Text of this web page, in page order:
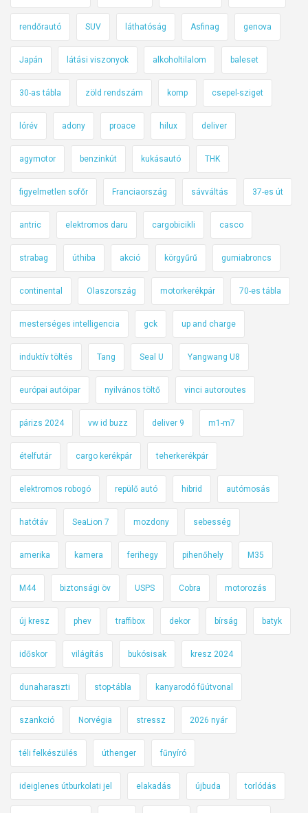
rendőrautó SUV láthatóság Asfinag genova
Japán látási viszonyok alkoholtilalom baleset
30-as tábla zöld rendszám komp csepel-sziget
lórév adony proace hilux deliver
agymotor benzinkút kukásautó THK
figyelmetlen sofőr Franciaország sávváltás 37-es út
antric elektromos daru cargobicikli casco
strabag úthiba akció körgyűrű gumiabroncs
continental Olaszország motorkerékpár 70-es tábla
mesterséges intelligencia gck up and charge
induktív töltés Tang Seal U Yangwang U8
európai autóipar nyilvános töltő vinci autoroutes
párizs 2024 vw id buzz deliver 9 m1-m7
ételfutár cargo kerékpár teherkerékpár
elektromos robogó repülő autó hibrid autómosás
hatótáv SeaLion 7 mozdony sebesség
amerika kamera ferihegy pihenőhely M35
M44 biztonsági öv USPS Cobra motorozás
új kresz phev traffibox dekor bírság batyk
időskor világítás bukósisak kresz 2024
dunaharaszti stop-tábla kanyarodó fűútvonal
szankció Norvégia stressz 2026 nyár
téli felkészülés úthenger fűnyíró
ideiglenes útburkolati jel elakadás újbuda torlódás